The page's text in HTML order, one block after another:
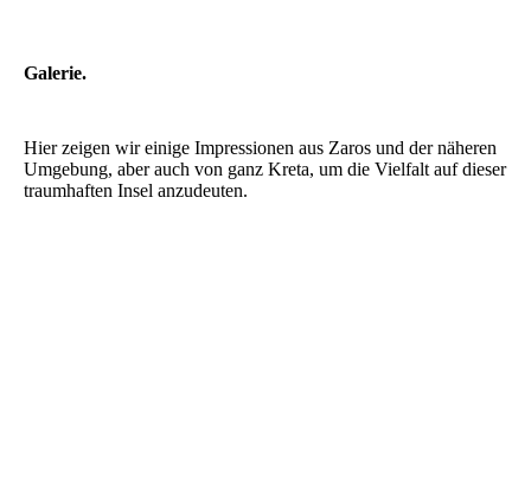
Galerie.
Hier zeigen wir einige Impressionen aus Zaros und der näheren
Umgebung, aber auch von ganz Kreta, um die Vielfalt auf dieser
traumhaften Insel anzudeuten.